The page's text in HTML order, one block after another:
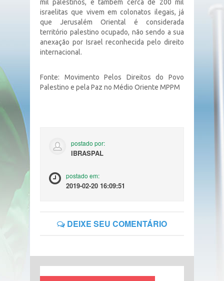
mil palestinos, e também cerca de 200 mil
israelitas que vivem em colonatos ilegais, já
que Jerusalém Oriental é considerada
território palestino ocupado, não sendo a sua
anexação por Israel reconhecida pelo direito
internacional.
Fonte: Movimento Pelos Direitos do Povo
Palestino e pela Paz no Médio Oriente MPPM
postado por:
IBRASPAL
postado em:
2019-02-20 16:09:51
DEIXE SEU COMENTÁRIO